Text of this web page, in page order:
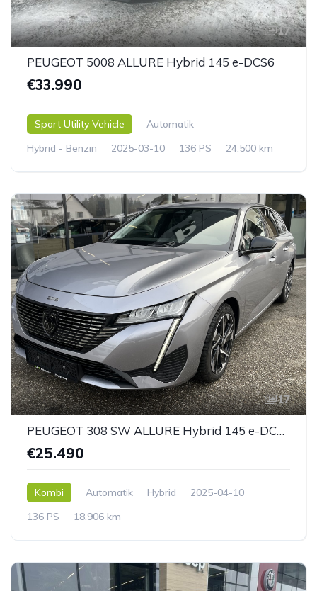
17
PEUGEOT 5008 ALLURE Hybrid 145 e-DCS6
€33.990
Sport Utility Vehicle
Automatik
Hybrid - Benzin
2025-03-10 136 PS 24.500 km
17
PEUGEOT 308 SW ALLURE Hybrid 145 e-DCS6
€25.490
Kombi Automatik Hybrid
2025-04-10
136 PS
18.906 km